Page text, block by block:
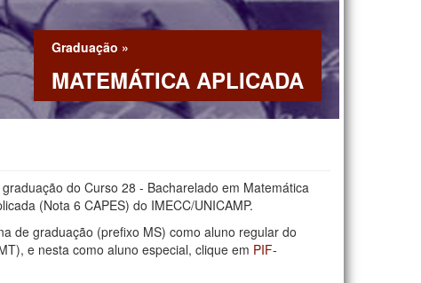
Graduação »
MATEMÁTICA APLICADA
do Curso 28 - Bacharelado em Matemática
(Nota 6 CAPES) do IMECC/UNICAMP.
de graduação (prefixo MS) como aluno regular do
e nesta como aluno especial, clique em PIF-